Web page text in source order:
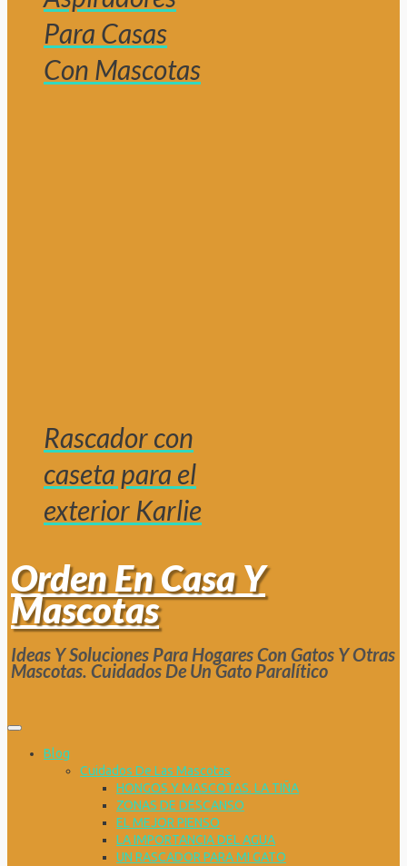
Para Casas
Con Mascotas
Rascador con
caseta para el
exterior Karlie
Orden En Casa Y
Mascotas
Ideas Y Soluciones Para Hogares Con Gatos Y Otras
Mascotas. Cuidados De Un Gato Paralítico
Blog
Cuidados De Las Mascotas
HONGOS Y MASCOTAS. LA TIÑA
ZONAS DE DESCANSO
EL MEJOR PIENSO
LA IMPORTANCIA DEL AGUA
UN RASCADOR PARA MI GATO